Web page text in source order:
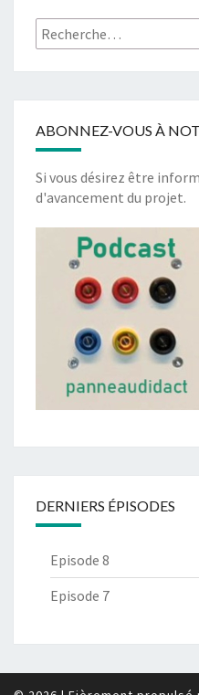
Rechercher :
ABONNEZ-VOUS À
Si vous désirez être
d'avancement du projet.
DERNIERS ÉPISODES
Episode 8
Episode 7